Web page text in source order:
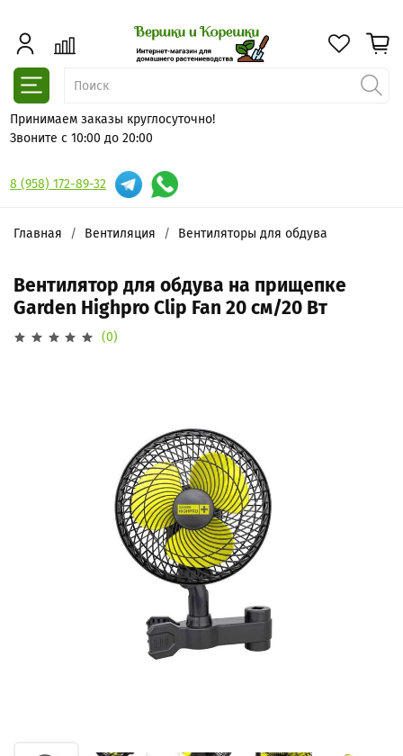
Принимаем заказы круглосуточно!
Звоните с 10:00 до 20:00
8 (958) 172-89-32
Главная Вентиляция Вентиляторы для обдува
Вентилятор для обдува на прищепке
Garden Highpro Clip Fan 20 см/20 Вт
(0)